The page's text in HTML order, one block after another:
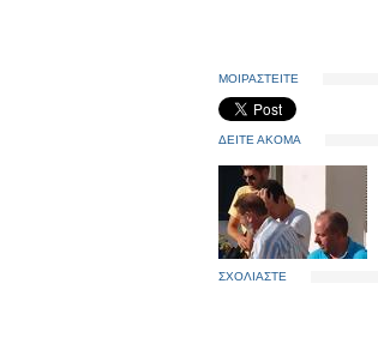
ΜΟΙΡΑΣΤΕΙΤΕ
ΔΕΙΤΕ ΑΚΟΜΑ
ΣΧΟΛΙΑΣΤΕ